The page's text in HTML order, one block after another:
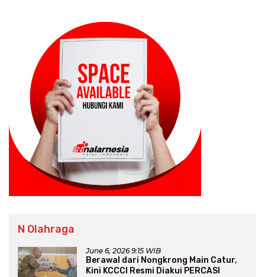
N Olahraga
June 6, 2026 9:15 WIB
Berawal dari Nongkrong Main Catur,
Kini KCCCI Resmi Diakui PERCASI